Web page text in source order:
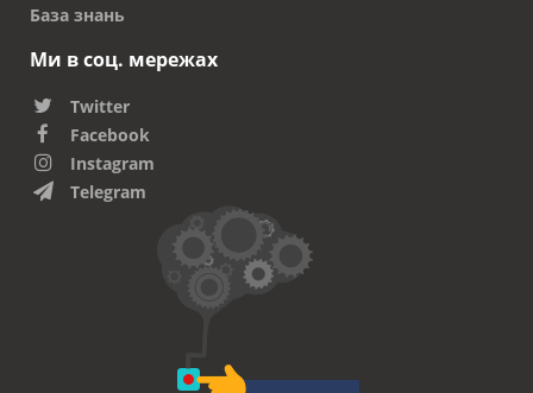
База знань
Ми в соц. мережах
Twitter
Facebook
Instagram
Telegram